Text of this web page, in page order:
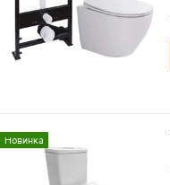
Новинка